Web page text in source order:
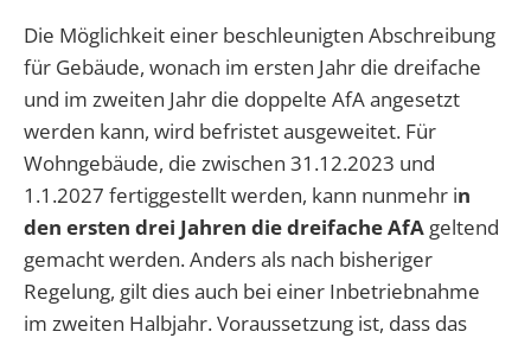
Die Möglichkeit einer beschleunigten Abschreibung
für Gebäude, wonach im ersten Jahr die dreifache
und im zweiten Jahr die doppelte AfA angesetzt
werden kann, wird befristet ausgeweitet. Für
Wohngebäude, die zwischen 31.12.2023 und
1.1.2027 fertiggestellt werden, kann nunmehr in
den ersten drei Jahren die dreifache AfA geltend
gemacht werden. Anders als nach bisheriger
Regelung, gilt dies auch bei einer Inbetriebnahme
im zweiten Halbjahr. Voraussetzung ist, dass das